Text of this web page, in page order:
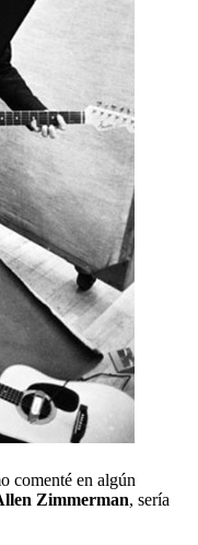
comenté en algún
Zimmerman, sería